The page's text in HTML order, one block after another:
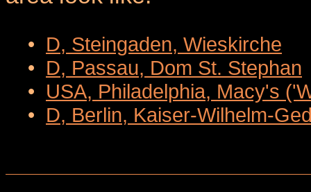
• D, Steingaden, Wieskirche
• D, Passau, Dom St. Stephan
• USA, Philadelphia, Macy's
• D, Berlin, Kaiser-Wilhelm-